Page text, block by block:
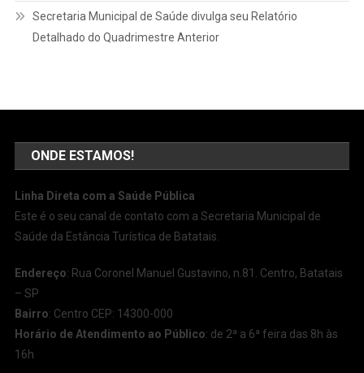
Secretaria Municipal de Saúde divulga seu Relatório
Detalhado do Quadrimestre Anterior
ONDE ESTAMOS!
Linha Direta com a Saúde Pública
Este é o seu canal de contato com a Secretaria Municipal de
Saúde da Estância Turística de Batatais.
Endereço: Rua Coronel Manuel Gustavino, n.81. Centro, Batatais
– SP
Bairro: Centro CEP: 14300-000
Horário de Atendimento ao Público: de 2ª a 6ª feira das 8h às
16h